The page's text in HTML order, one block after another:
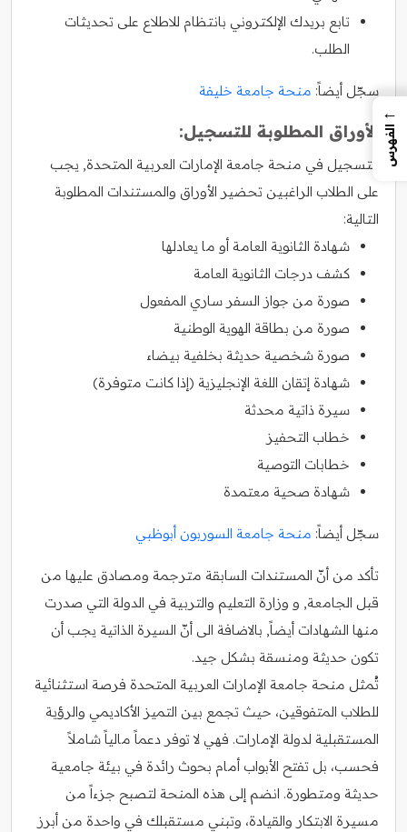
تابع بريدك الإلكتروني بانتظام للاطلاع على تحديثات
الطلب.
سجّل أيضاً: منحة جامعة خليفة
الأوراق المطلوبة للتسجيل:
للتسجيل في منحة جامعة الإمارات العربية المتحدة, يجب
على الطلاب الراغبين تحضير الأوراق والمستندات المطلوبة
التالية:
شهادة الثانوية العامة أو ما يعادلها
كشف درجات الثانوية العامة
صورة من جواز السفر ساري المفعول
صورة من بطاقة الهوية الوطنية
صورة شخصية حديثة بخلفية بيضاء
شهادة إتقان اللغة الإنجليزية (إذا كانت متوفرة)
سيرة ذاتية محدثة
خطاب التحفيز
خطابات التوصية
شهادة صحية معتمدة
سجّل أيضاً: منحة جامعة السوربون أبوظبي
تأكد من أنّ المستندات السابقة مترجمة ومصادق عليها من
قبل الجامعة, و وزارة التعليم والتربية في الدولة التي صدرت
منها الشهادات أيضاً, بالاضافة الى أنّ السيرة الذاتية يجب أن
تكون حديثة ومنسقة بشكل جيد.
تُمثل منحة جامعة الإمارات العربية المتحدة فرصة استثنائية
للطلاب المتفوقين، حيث تجمع بين التميز الأكاديمي والرؤية
المستقبلية لدولة الإمارات. فهي لا توفر دعماً مالياً شاملاً
فحسب، بل تفتح الأبواب أمام بحوث رائدة في بيئة جامعية
حديثة ومتطورة. انضم إلى هذه المنحة لتصبح جزءاً من
مسيرة الابتكار والقيادة، وتبني مستقبلك في واحدة من أبرز
←
الفهرس